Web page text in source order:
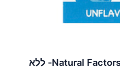
טיפות ויטמין D3 לילדים Natural Factors- ללא